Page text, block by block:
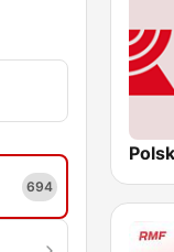
694